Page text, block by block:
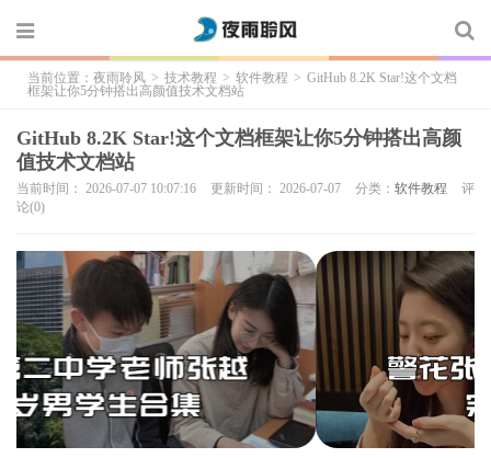
当前位置： 夜雨聆风 > 技术教程 > 软件教程 > GitHub 8.2K Star!这个文档
框架让你5分钟搭出高颜值技术文档站
GitHub 8.2K Star!这个文档框架让你5分钟搭出高颜
值技术文档站
当前时间： 2026-07-07 10:07:16 更新时间： 2026-07-07 分类： 软件教程
评
论(0)